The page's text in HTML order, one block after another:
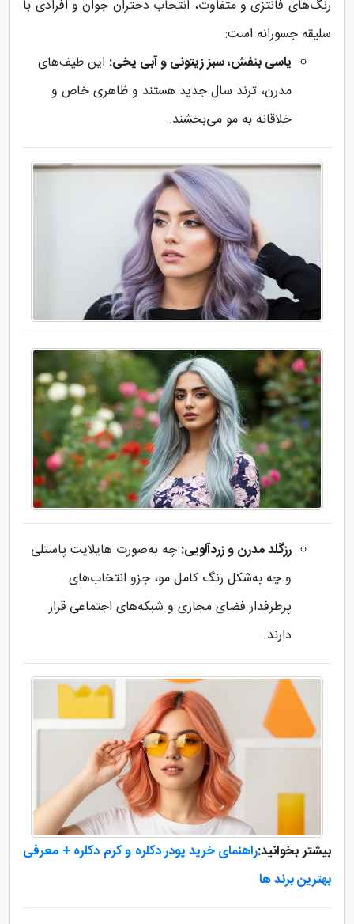
رنگ‌های فانتزی و متفاوت، انتخاب دختران جوان و افرادی با
سلیقه جسورانه است:
یاسی بنفش، سبز زیتونی و آبی یخی: این طیف‌های
مدرن، ترند سال جدید هستند و ظاهری خاص و
خلاقانه به مو می‌بخشند.
رزگلد مدرن و زردآلویی: چه به‌صورت هایلایت پاستلی
و چه به‌شکل رنگ کامل مو، جزو انتخاب‌های
پرطرفدار فضای مجازی و شبکه‌های اجتماعی قرار
دارند.
بیشتر بخوانید:راهنمای خرید پودر دکلره و کرم دکلره + معرفی
بهترین برند ها